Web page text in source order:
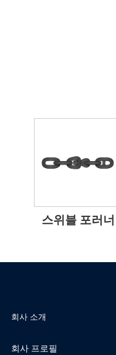
스위블 포러너
회사 소개
회사 프로필